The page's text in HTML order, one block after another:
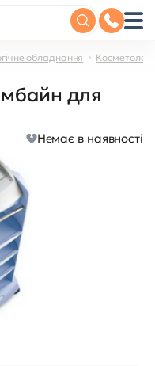
обладнання
для
Немає в наявності